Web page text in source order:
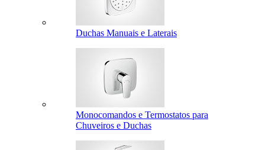
Duchas Manuais e Laterais
Monocomandos e Termostatos para
Chuveiros e Duchas